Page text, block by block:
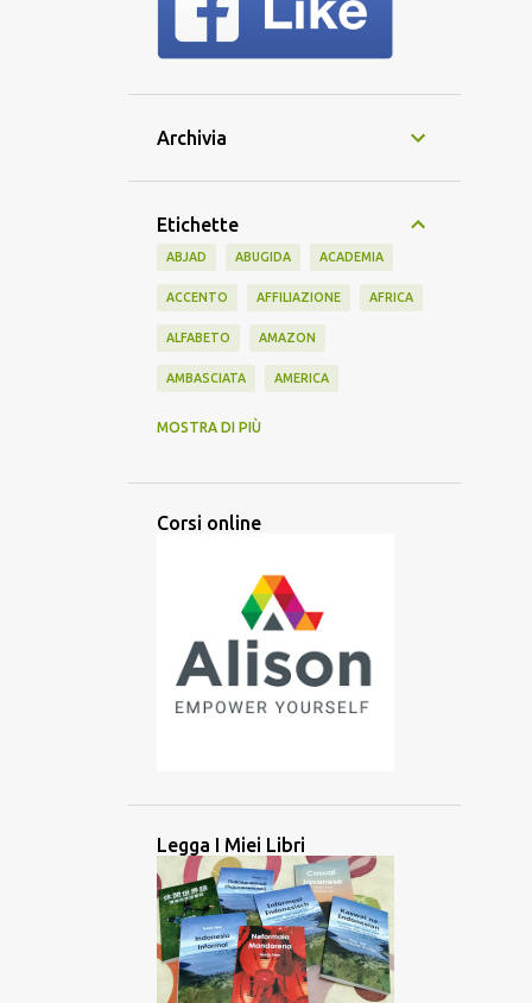
Archivia
Etichette
ABJAD ABUGIDA ACADEMIA
ACCENTO AFFILIAZIONE AFRICA
ALFABETO AMAZON
AMBASCIATA AMERICA
ASIA
ASIA MERIDIONALE ASIA ORIENTALE
ASIA SUD-ORIENTALE ATTIVITÀ
ATTREZZO AUDIO AUSILIARIO
BATANES BAYBAYIN BILINGUE
BRAHMI BRITANNICO BRUNEI
CAMBOGIA CANADA CANADESE
CANCELLAZIONE CULTURALE
MOSTRA DI PIÙ
Corsi online
Legga I Miei Libri